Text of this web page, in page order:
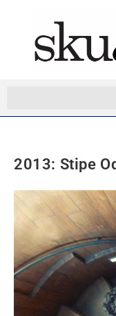
2013: Stipe